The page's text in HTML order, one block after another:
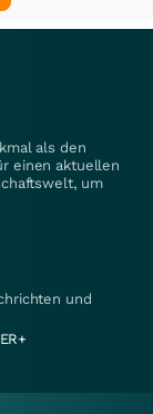
als den
einen aktuellen
um
und